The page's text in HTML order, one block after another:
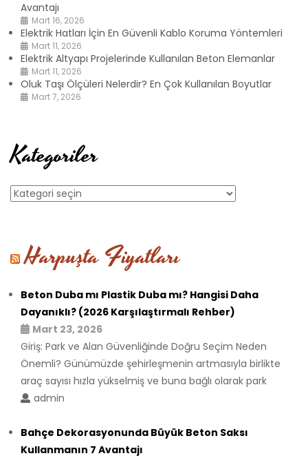
Avantajı
Mart 16, 2026
Elektrik Hatları İçin En Güvenli Kablo Koruma Yöntemleri
Mart 11, 2026
Elektrik Altyapı Projelerinde Kullanılan Beton Elemanlar
Mart 11, 2026
Oluk Taşı Ölçüleri Nelerdir? En Çok Kullanılan Boyutlar
Mart 7, 2026
Kategoriler
Kategoriler
Harpuşta Fiyatları
Beton Duba mı Plastik Duba mı? Hangisi Daha
Dayanıklı? (2026 Karşılaştırmalı Rehber)
Mart 23, 2026
Giriş: Park ve Alan Güvenliğinde Doğru Seçim Neden
Önemli? Günümüzde şehirleşmenin artmasıyla birlikte
araç sayısı hızla yükselmiş ve buna bağlı olarak park
admin
Bahçe Dekorasyonunda Büyük Beton Saksı
Kullanmanın 7 Avantajı